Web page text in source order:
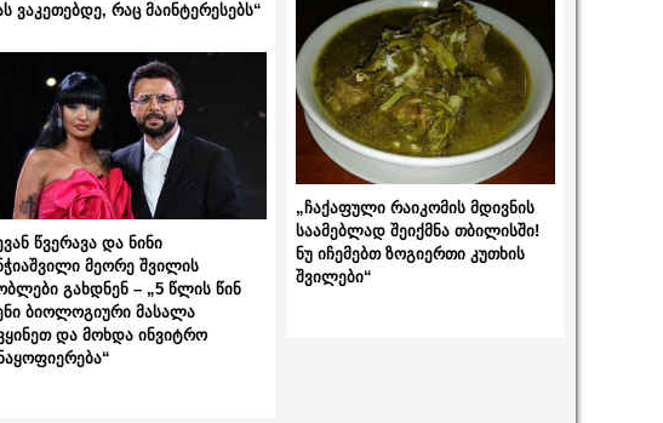
ვაკეთებდე, რაც მაინტერესებს“
წვერავა და ნინი
მეორე შვილის
გახდნენ – „5 წლის წინ
ბიოლოგიური მასალა
და მოხდა ინვიტრო
„ჩაქაფული რაიკომის მდივნის
საამებლად შეიქმნა თბილისში!
ნუ იჩემებთ ზოგიერთი კუთხის
შვილები“